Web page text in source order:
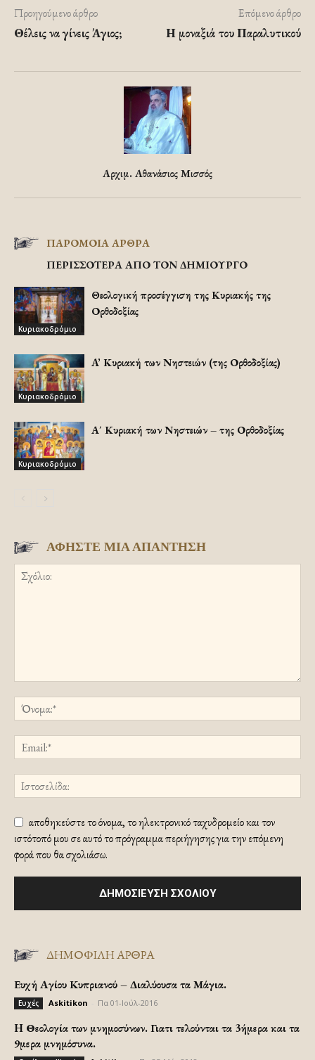
Προηγούμενο άρθρο
Θέλεις να γίνεις Άγιος;
Επόμενο άρθρο
Η μοναξιά του Παραλυτικού
Αρχιμ. Αθανάσιος Μισσός
ΠΑΡΟΜΟΙΑ ΑΡΘΡΑ
ΠΕΡΙΣΣΟΤΕΡΑ ΑΠΟ ΤΟΝ ΔΗΜΙΟΥΡΓΟ
Κυριακοδρόμιο
Θεολογική προσέγγιση της Κυριακής της
Ορθοδοξίας
Κυριακοδρόμιο
A’ Κυριακή των Νηστειών (της Ορθοδοξίας)
Κυριακοδρόμιο
Α΄ Κυριακή των Νηστειών – της Ορθοδοξίας
ΑΦΗΣΤΕ ΜΙΑ ΑΠΑΝΤΗΣΗ
αποθηκεύστε το όνομα, το ηλεκτρονικό ταχυδρομείο και τον
ιστότοπό μου σε αυτό το πρόγραμμα περιήγησης για την επόμενη
φορά που θα σχολιάσω.
ΔΗΜΟΦΙΛΗ ΑΡΘΡΑ
Ευχή Αγίου Κυπριανού – Διαλύουσα τα Μάγια.
Ευχές Askitikon Πα 01-Ιούλ-2016
H Θεολογία των μνημοσύνων. Γιατι τελούνται τα 3ήμερα και τα
9μερα μνημόσυνα.